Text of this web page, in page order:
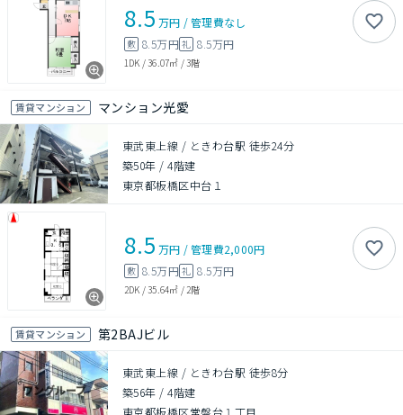
8.5 万円 /管理費なし
敷 8.5万円礼 8.5万円
1DK /36.07㎡ /3階
賃貸マンション マンション光愛
東武東上線 / ときわ台駅 徒歩24分
築50年 /4階建
東京都板橋区中台１
8.5 万円 /管理費2,000円
敷 8.5万円礼 8.5万円
2DK /35.64㎡ / 2階
賃貸マンション 第2BAJビル
東武東上線 / ときわ台駅 徒歩8分
築56年 /4階建
東京都板橋区常盤台１丁目